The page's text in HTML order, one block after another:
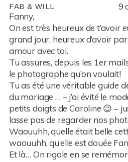
REQUIRED FIELDS ARE
POST COMMENT
FAB & WILL
9
Fanny,
On est très heureux de t’avoir
grand jour, heureux d’avoir
amour avec toi.
Tu assures, depuis les 1er
le photographe qu’on voulait!
Tu as été une véritable guide
du mariage … – j’ai évité le
petits doigts de Caroline 😉 –
lasse pas de regarder nos
Waouuhh, quelle était belle
waouuhh, qu’elle est douée
Et là… On rigole en se